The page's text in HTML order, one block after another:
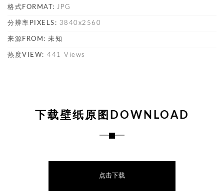
格式FORMAT: JPG
分辨率PIXELS: 3840x2560
来源FROM: 未知
热度VIEW: 441 Views
下载壁纸原图DOWNLOAD
点击下载